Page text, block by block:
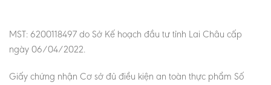
MST: 6200118497 do Sở Kế hoạch đầu tư tỉnh Lai Châu cấp
ngày 06/04/2022.
Giấy chứng nhận Cơ sở đủ điều kiện an toàn thực phẩm Số